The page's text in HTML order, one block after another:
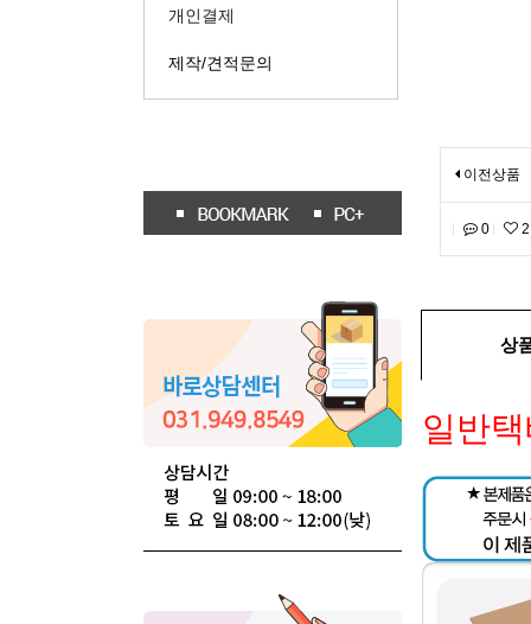
개인결제
제작/견적문의
이전상품
0 2
상
일반